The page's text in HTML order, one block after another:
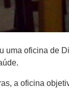
uma oficina de
a oficina